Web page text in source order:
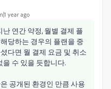
year ago
연간 약정, 월별 결제 플
당하는 경우의 플랜을 중
다면 월 결제 요금 및 취소
수 있을 듯합니다.
공개된 환경인 만큼 사용